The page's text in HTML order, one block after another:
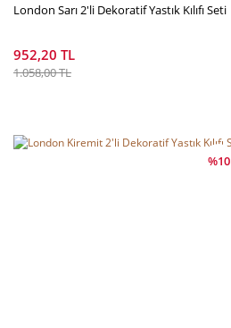
London Sarı 2'li Dekoratif Yastık Kılıfı Seti
952,20 TL
1.058,00 TL
%10